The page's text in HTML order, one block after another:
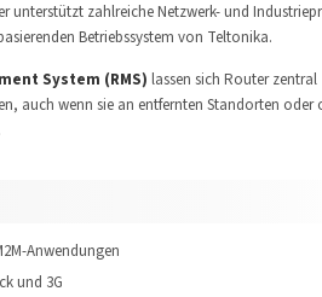
unterstützt zahlreiche Netzwerk- und
Betriebssystem von Teltonika.
System (RMS) lassen sich Router zentral
auch wenn sie an entfernten Standorten oder
Anwendungen
und 3G